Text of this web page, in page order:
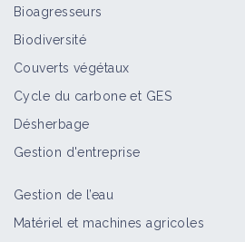
végétaux -
Bioagresseurs
Biodiversité
Couverts végétaux
Cycle du carbone et GES
Désherbage
Gestion d'entreprise
Gestion de l’eau
Matériel et machines agricoles